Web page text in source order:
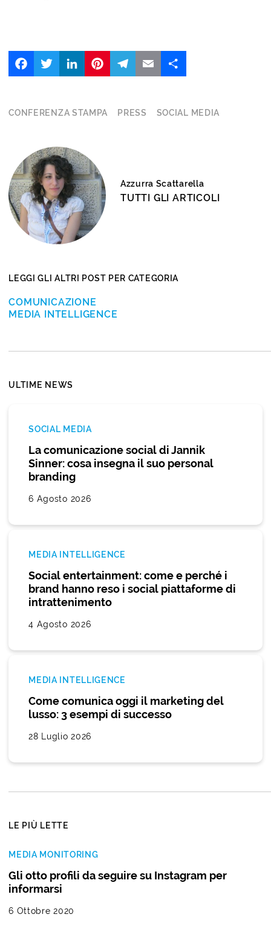
FacebookTwitter LinkedIn
CONFERENZA STAMPA PRESS SOCIAL MEDIA
Azzurra Scattarella
TUTTI GLI ARTICOLI
LEGGI GLI ALTRI POST PER CATEGORIA
COMUNICAZIONE
MEDIA INTELLIGENCE
ULTIME NEWS
SOCIAL MEDIA
La comunicazione social di Jannik
Sinner: cosa insegna il suo personal
branding
6 Agosto 2026
MEDIA INTELLIGENCE
Social entertainment: come e perché i
brand hanno reso i social piattaforme di
intrattenimento
4 Agosto 2026
MEDIA INTELLIGENCE
Come comunica oggi il marketing del
lusso: 3 esempi di successo
28 Luglio 2026
LE PIÙ LETTE
MEDIA MONITORING
Gli otto profili da seguire su Instagram per
informarsi
6 Ottobre 2020